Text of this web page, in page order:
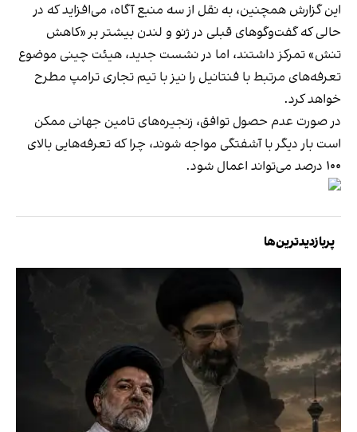
این گزارش همچنین، به نقل از سه منبع آگاه، می‌افزاید که در
حالی که گفت‌وگوهای قبلی در ژنو و لندن بیشتر بر «کاهش
تنش» تمرکز داشتند، اما در نشست جدید، هیئت چینی موضوع
تعرفه‌های مرتبط با فنتانیل را نیز با تیم تجاری ترامپ مطرح
خواهد کرد.
در صورت عدم حصول توافق، زنجیره‌های تامین جهانی ممکن
است بار دیگر با آشفتگی مواجه شوند، چرا که تعرفه‌هایی بالای
۱۰۰ درصد می‌تواند اعمال شود.
پربازدیدترین‌ها